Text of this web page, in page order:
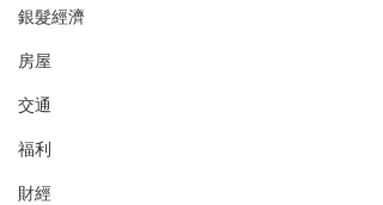
銀髮經濟
房屋
交通
福利
財經